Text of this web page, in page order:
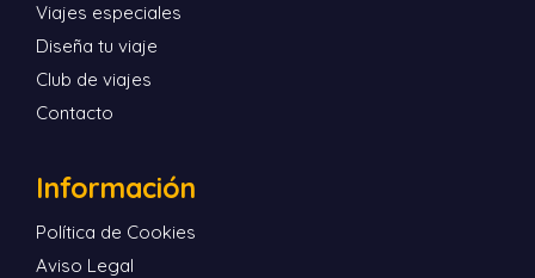
Viajes especiales
Diseña tu viaje
Club de viajes
Contacto
Información
Política de Cookies
Aviso Legal